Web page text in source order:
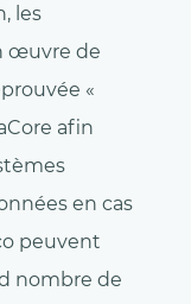
les
œuvre de
«
afin
en cas
peuvent
nombre de